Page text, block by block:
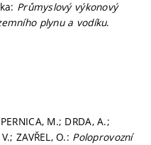
Průmyslový výkonový
plynu a vodíku.
PERNICA, M.; DRDA, A.;
ZAVŘEL, O.: Poloprovozní